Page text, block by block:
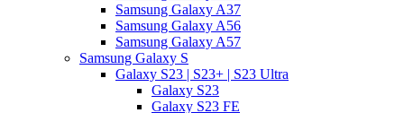
Samsung Galaxy A37
Samsung Galaxy A56
Samsung Galaxy A57
Samsung Galaxy S
Galaxy S23 | S23+ | S23 Ultra
Galaxy S23
Galaxy S23 FE